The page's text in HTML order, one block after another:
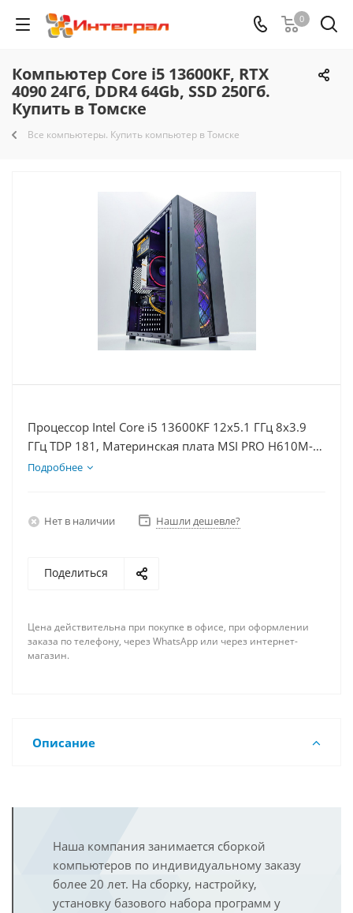
0
Компьютер Core i5 13600KF, RTX
4090 24Гб, DDR4 64Gb, SSD 250Гб.
Купить в Томске
Все компьютеры. Купить компьютер в Томске
Процессор Intel Core i5 13600KF 12x5.1 ГГц 8x3.9
ГГц TDP 181, Материнская плата MSI PRO H610M-E,
Видеокарта RTX 4090 24Гб, Память DDR4 64Gb,
Подробнее
Нет в наличии Нашли дешевле?
Поделиться
Цена действительна при покупке в офисе, при оформлении
заказа по телефону, через WhatsApp или через интернет-
магазин.
Описание
Наша компания занимается сборкой
компьютеров по индивидуальному заказу
более 20 лет. На сборку, настройку,
установку базового набора программ у